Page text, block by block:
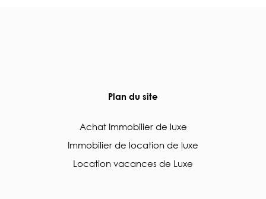
Plan du site
Achat Immobilier de luxe
Immobilier de location de luxe
Location vacances de Luxe